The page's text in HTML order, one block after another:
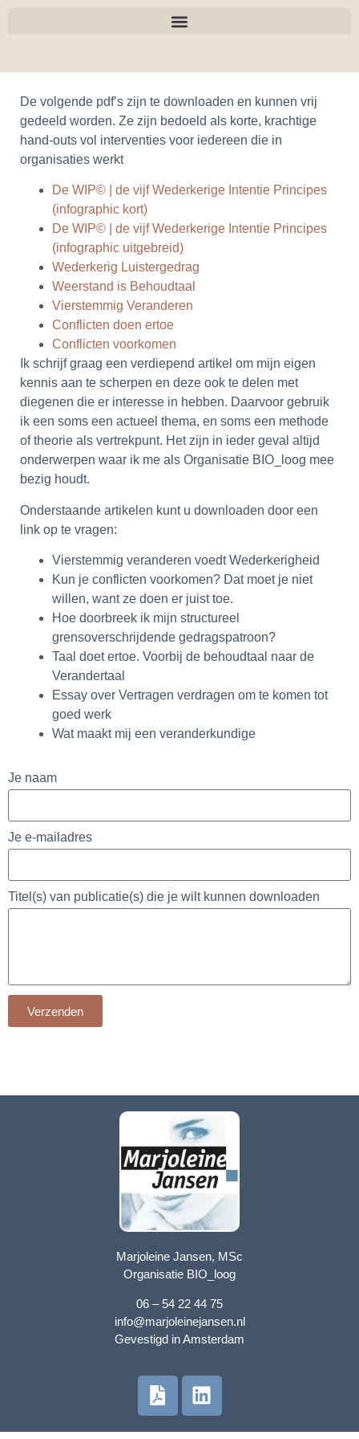
De volgende pdf’s zijn te downloaden en kunnen vrij
gedeeld worden. Ze zijn bedoeld als korte, krachtige
hand-outs vol interventies voor iedereen die in
organisaties werkt
De WIP© | de vijf Wederkerige Intentie Principes
(infographic kort)
De WIP© | de vijf Wederkerige Intentie Principes
(infographic uitgebreid)
Wederkerig Luistergedrag
Weerstand is Behoudtaal
Vierstemmig Veranderen
Conflicten doen ertoe
Conflicten voorkomen
Ik schrijf graag een verdiepend artikel om mijn eigen
kennis aan te scherpen en deze ook te delen met
diegenen die er interesse in hebben. Daarvoor gebruik
ik een soms een actueel thema, en soms een methode
of theorie als vertrekpunt. Het zijn in ieder geval altijd
onderwerpen waar ik me als Organisatie BIO_loog mee
bezig houdt.
Onderstaande artikelen kunt u downloaden door een
link op te vragen:
Vierstemmig veranderen voedt Wederkerigheid
Kun je conflicten voorkomen? Dat moet je niet
willen, want ze doen er juist toe.
Hoe doorbreek ik mijn structureel
grensoverschrijdende gedragspatroon?
Taal doet ertoe. Voorbij de behoudtaal naar de
Verandertaal
Essay over Vertragen verdragen om te komen tot
goed werk
Wat maakt mij een veranderkundige
Je naam
Je e-mailadres
Titel(s) van publicatie(s) die je wilt kunnen downloaden
Verzenden
Marjoleine Jansen, MSc
Organisatie BIO_loog
06 – 54 22 44 75
info@marjoleinejansen.nl
Gevestigd in Amsterdam